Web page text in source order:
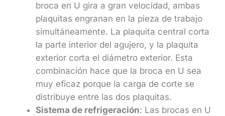
broca en U gira a gran velocidad, ambas
plaquitas engranan en la pieza de trabajo
simultáneamente. La plaquita central corta
la parte interior del agujero, y la plaquita
exterior corta el diámetro exterior. Esta
combinación hace que la broca en U sea
muy eficaz porque la carga de corte se
distribuye entre las dos plaquitas.
Sistema de refrigeración: Las brocas en U